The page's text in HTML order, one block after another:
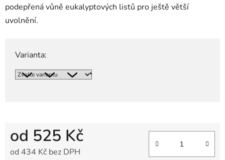
podepřená vůně eukalyptových listů pro ještě větší
uvolnění.
Varianta:
od 525 Kč
od 434 Kč bez DPH